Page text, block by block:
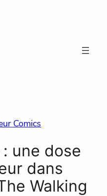
Comics
une dose
dans
Walking